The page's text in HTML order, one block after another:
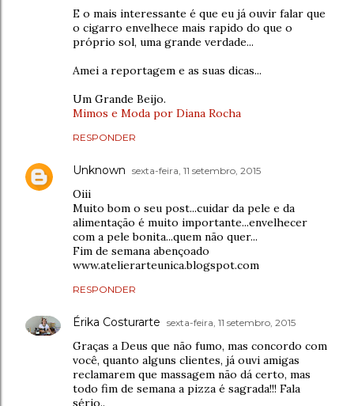
E o mais interessante é que eu já ouvir falar que
o cigarro envelhece mais rapido do que o
próprio sol, uma grande verdade...
Amei a reportagem e as suas dicas...
Um Grande Beijo.
Mimos e Moda por Diana Rocha
RESPONDER
Unknown sexta-feira, 11 setembro, 2015
Oiii
Muito bom o seu post...cuidar da pele e da
alimentação é muito importante...envelhecer
com a pele bonita...quem não quer...
Fim de semana abençoado
www.atelierarteunica.blogspot.com
RESPONDER
Érika Costurarte sexta-feira, 11 setembro, 2015
Graças a Deus que não fumo, mas concordo com
você, quanto alguns clientes, já ouvi amigas
reclamarem que massagem não dá certo, mas
todo fim de semana a pizza é sagrada!!! Fala
sério..